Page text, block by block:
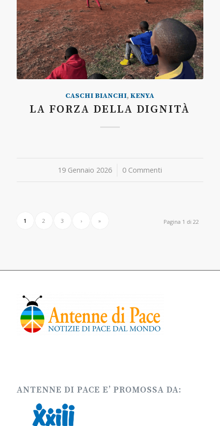
CASCHI BIANCHI, KENYA
LA FORZA DELLA DIGNITÀ
19 Gennaio 2026
/ 0 Commenti
Pagina 1 di 22
1 2 3 › »
ANTENNE DI PACE E’ PROMOSSA DA: